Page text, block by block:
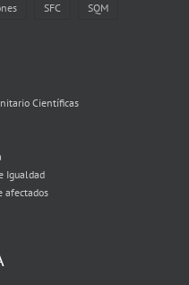
SFC SQM
Científicas
Igualdad
afectados